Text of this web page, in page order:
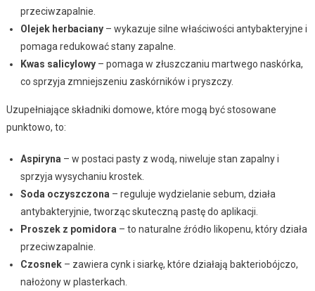
przeciwzapalnie.
Olejek herbaciany– wykazuje silne właściwości antybakteryjne i
pomaga redukować stany zapalne.
Kwas salicylowy– pomaga w złuszczaniu martwego naskórka,
co sprzyja zmniejszeniu zaskórników i pryszczy.
Uzupełniające składniki domowe, które mogą być stosowane
punktowo, to:
Aspiryna – w postaci pasty z wodą, niweluje stan zapalny i
sprzyja wysychaniu krostek.
Soda oczyszczona – reguluje wydzielanie sebum, działa
antybakteryjnie, tworząc skuteczną pastę do aplikacji.
Proszek z pomidora – to naturalne źródło likopenu, który działa
przeciwzapalnie.
Czosnek– zawiera cynk i siarkę, które działają bakteriobójczo,
nałożony w plasterkach.